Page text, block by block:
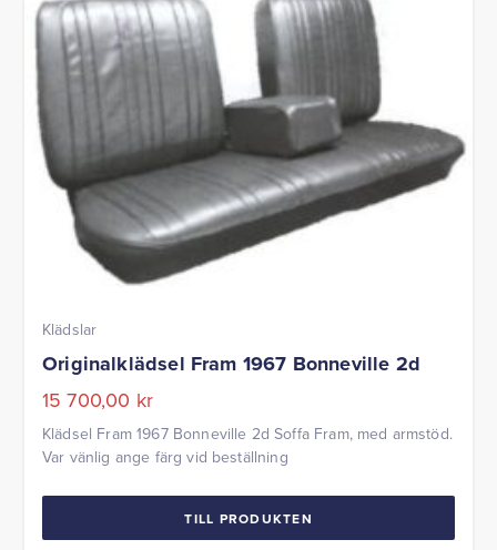
Klädslar
Originalklädsel Fram 1967 Bonneville 2d
15 700,00 kr
Klädsel Fram 1967 Bonneville 2d Soffa Fram, med armstöd.
Var vänlig ange färg vid beställning
TILL PRODUKTEN